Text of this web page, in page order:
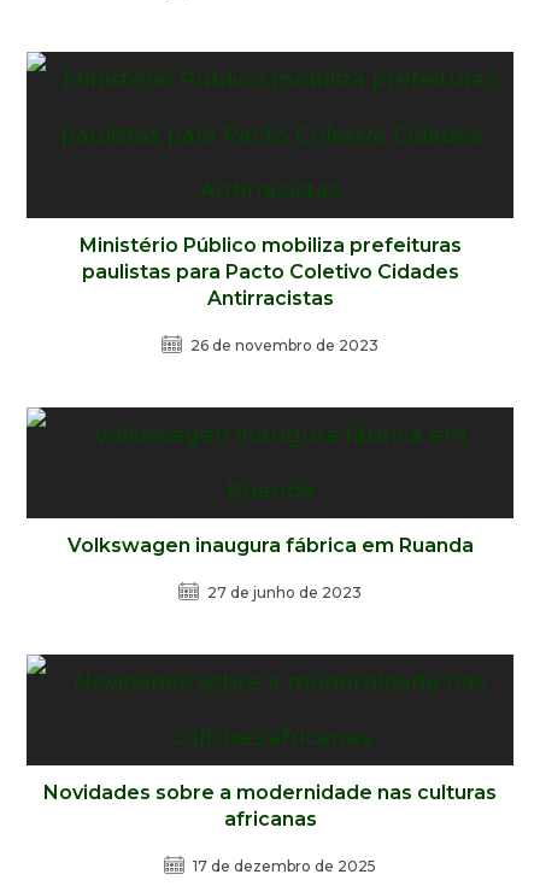
Ministério Público mobiliza prefeituras
paulistas para Pacto Coletivo Cidades
Antirracistas
26 de novembro de 2023
Volkswagen inaugura fábrica em Ruanda
27 de junho de 2023
Novidades sobre a modernidade nas culturas
africanas
17 de dezembro de 2025